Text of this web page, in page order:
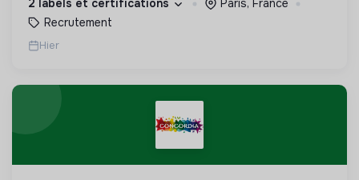
2 labels et certifications
Paris, France
Recrutement
Hier